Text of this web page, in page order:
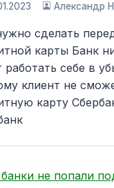
Александр
сделать
карты Банк
работать себе в
клиент не
карту